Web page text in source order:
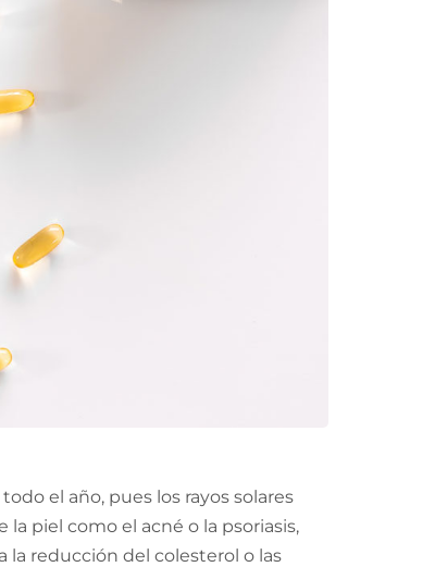
el año, pues los rayos solares
piel como el acné o la psoriasis,
la reducción del colesterol o las